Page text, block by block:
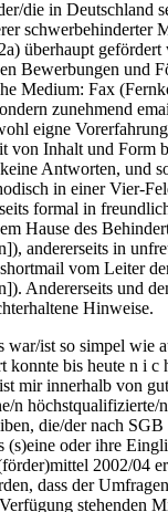
die in Deutschland
schwerbehinderter
überhaupt
Bewerbungen und
Medium: Fax
zunehmend
eigne
von Inhalt und Form
Antworten, und
in einer Vier-
formal in
Hause des
andererseits in
vom Leiter
Andererseits und
Hinweise.
war/ist so simpel wie
konnte bis heute n i c
mir innerhalb von
n höchstqualifizierte/
die/der nach
(s)eine oder ihre
2002/04
dass der
stehenden